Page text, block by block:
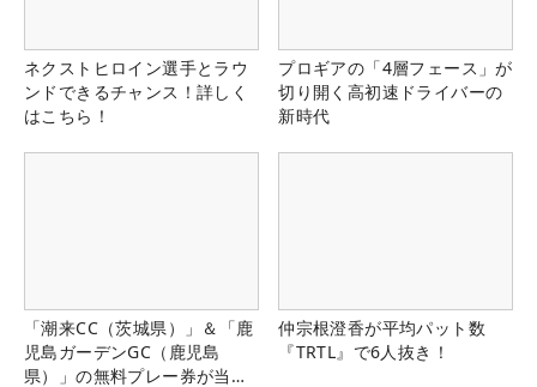
ネクストヒロイン選手とラウ
ンドできるチャンス！詳しく
はこちら！
プロギアの「4層フェース」が
切り開く高初速ドライバーの
新時代
「潮来CC（茨城県）」＆「鹿
児島ガーデンGC（鹿児島
県）」の無料プレー券が当た
仲宗根澄香が平均パット数
『TRTL』で6人抜き！